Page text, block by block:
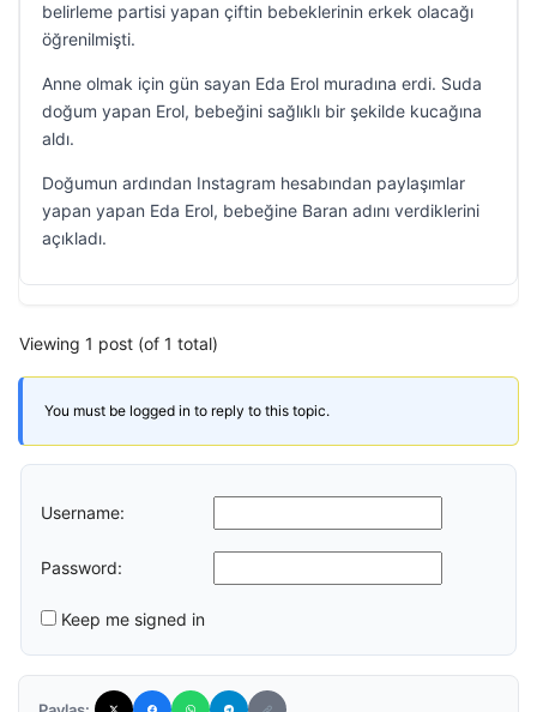
belirleme partisi yapan çiftin bebeklerinin erkek olacağı
öğrenilmişti.
Anne olmak için gün sayan Eda Erol muradına erdi. Suda
doğum yapan Erol, bebeğini sağlıklı bir şekilde kucağına
aldı.
Doğumun ardından Instagram hesabından paylaşımlar
yapan yapan Eda Erol, bebeğine Baran adını verdiklerini
açıkladı.
Viewing 1 post (of 1 total)
You must be logged in to reply to this topic.
Username:
Password:
Keep me signed in